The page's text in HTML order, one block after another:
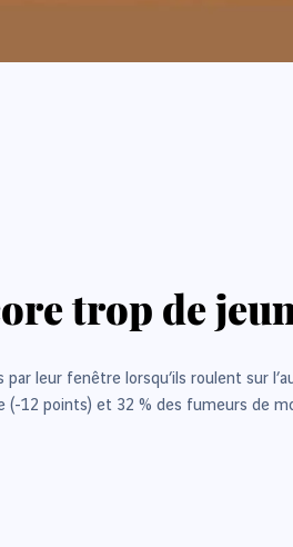
trop de
leur fenêtre lorsqu’ils roulent sur
(-12 points) et 32 % des fumeurs de